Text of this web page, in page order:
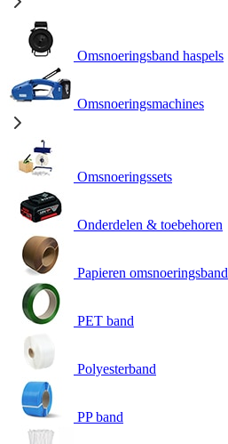
Omsnoeringsband haspels
Omsnoeringsmachines
Omsnoeringssets
Onderdelen & toebehoren
Papieren omsnoeringsband
PET band
Polyesterband
PP band